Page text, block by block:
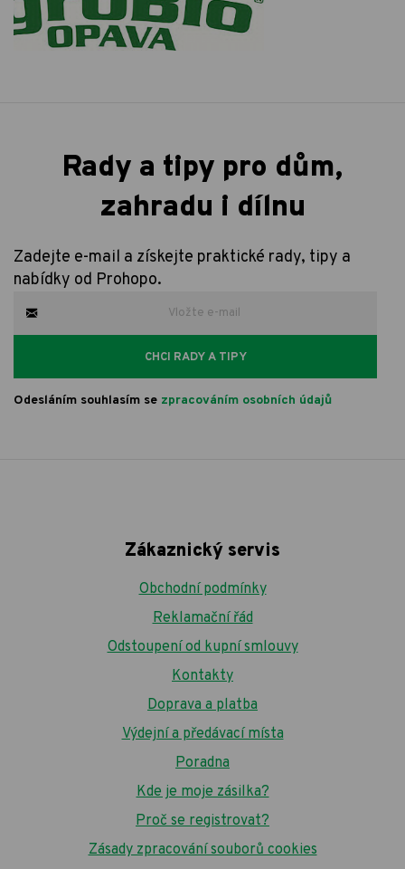
Rady a tipy pro dům,
zahradu i dílnu
Zadejte e-mail a získejte praktické rady, tipy a
nabídky od Prohopo.
CHCI RADY A TIPY
Odesláním souhlasím se zpracováním osobních údajů
Zákaznický servis
Obchodní podmínky
Reklamační řád
Odstoupení od kupní smlouvy
Kontakty
Doprava a platba
Výdejní a předávací místa
Poradna
Kde je moje zásilka?
Proč se registrovat?
Zásady zpracování souborů cookies